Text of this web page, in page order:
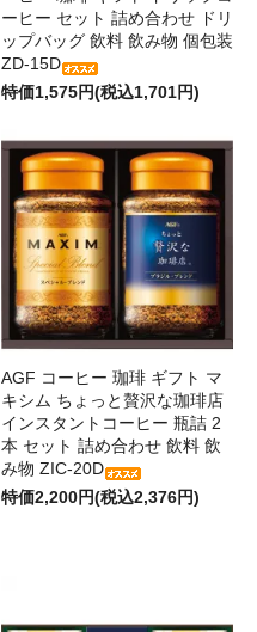
ーヒー セット 詰め合わせ ドリ
ップバッグ 飲料 飲み物 個包装
ZD-15D
特価1,575円(税込1,701円)
AGF コーヒー 珈琲 ギフト マ
キシム ちょっと贅沢な珈琲店
インスタントコーヒー 瓶詰 2
本 セット 詰め合わせ 飲料 飲
み物 ZIC-20D
特価2,200円(税込2,376円)